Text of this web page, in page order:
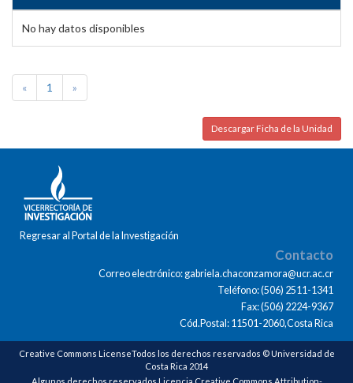
No hay datos disponibles
« 1 »
Descargar Ficha de la Unidad
Regresar al Portal de la Investigación
Contacto
Correo electrónico: gabriela.chaconzamora@ucr.ac.cr
Teléfono: (506) 2511-1341
Fax: (506) 2224-9367
Cód.Postal: 11501-2060,Costa Rica
Creative Commons LicenseTodos los derechos reservados © Universidad de
Costa Rica 2014